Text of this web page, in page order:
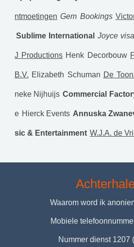
ntmoetingen Gem Bookings
Sublime International Joyce
J Productions Henk Decorbouw
B.V. Elizabeth Schuman De
neke Nijhuijs Commercial
e Hierck Events Annuska
sic & Entertainment W.J.A. de
Waarom word ik
Mobiele
Nummer dienst 1207